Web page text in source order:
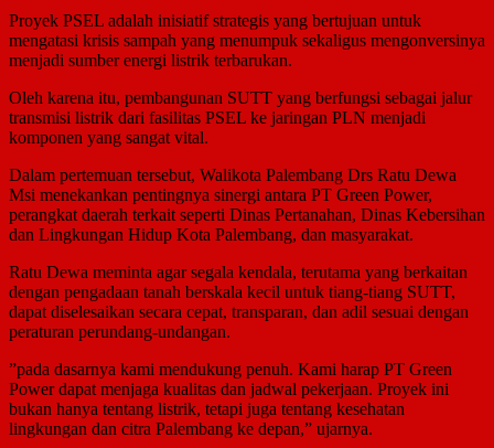
Proyek PSEL adalah inisiatif strategis yang bertujuan untuk
mengatasi krisis sampah yang menumpuk sekaligus mengonversinya
menjadi sumber energi listrik terbarukan.
Oleh karena itu, pembangunan SUTT yang berfungsi sebagai jalur
transmisi listrik dari fasilitas PSEL ke jaringan PLN menjadi
komponen yang sangat vital.
​Dalam pertemuan tersebut, Walikota Palembang Drs Ratu Dewa
Msi menekankan pentingnya sinergi antara PT Green Power,
perangkat daerah terkait seperti Dinas Pertanahan, Dinas Kebersihan
dan Lingkungan Hidup Kota Palembang, dan masyarakat.
Ratu Dewa meminta agar segala kendala, terutama yang berkaitan
dengan pengadaan tanah berskala kecil untuk tiang-tiang SUTT,
dapat diselesaikan secara cepat, transparan, dan adil sesuai dengan
peraturan perundang-undangan.
​”pada dasarnya kami mendukung penuh. Kami harap PT Green
Power dapat menjaga kualitas dan jadwal pekerjaan. Proyek ini
bukan hanya tentang listrik, tetapi juga tentang kesehatan
lingkungan dan citra Palembang ke depan,” ujarnya.